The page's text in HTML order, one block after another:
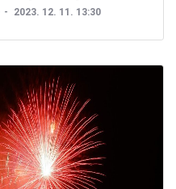
2023. 12. 11. 13:30